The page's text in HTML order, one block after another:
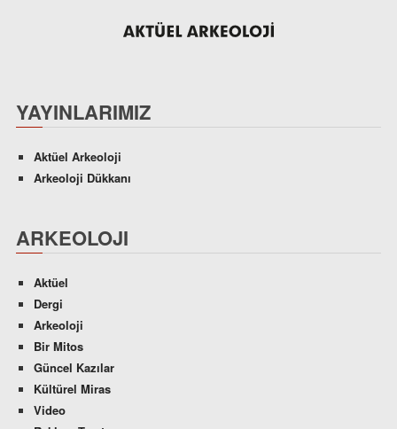
YAYINLARIMIZ
Aktüel Arkeoloji
Arkeoloji Dükkanı
ARKEOLOJI
Aktüel
Dergi
Arkeoloji
Bir Mitos
Güncel Kazılar
Kültürel Miras
Video